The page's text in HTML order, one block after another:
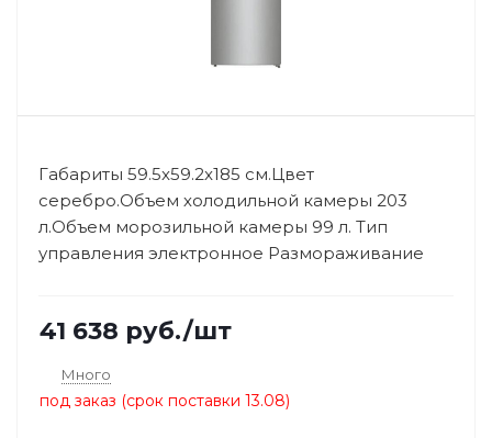
Габариты 59.5x59.2x185 см.Цвет
серебро.Объем холодильной камеры 203
л.Объем морозильной камеры 99 л. Тип
управления электронное Размораживание
41 638 руб./шт
Много
под заказ (срок поставки 13.08)